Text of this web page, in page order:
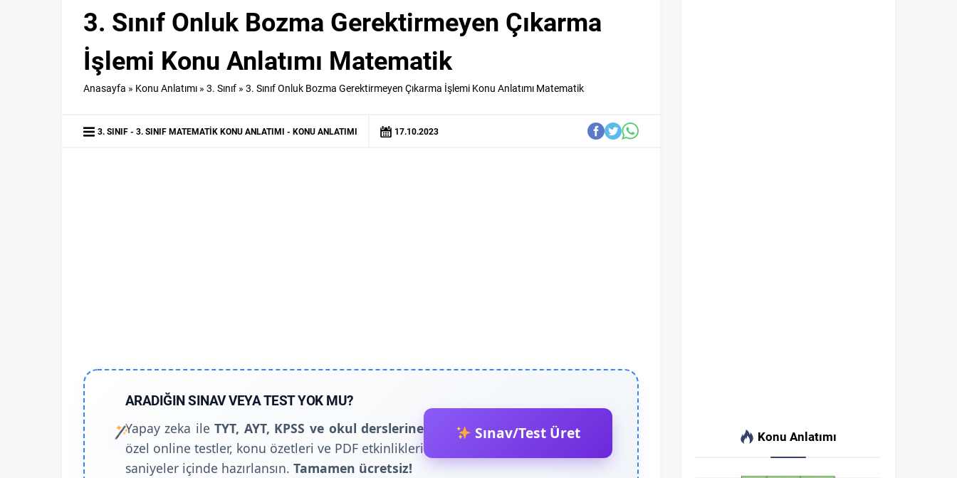
3. Sınıf Onluk Bozma Gerektirmeyen Çıkarma
İşlemi Konu Anlatımı Matematik
Anasayfa » Konu Anlatımı » 3. Sınıf » 3. Sınıf Onluk Bozma Gerektirmeyen Çıkarma İşlemi Konu Anlatımı Matematik
3. SINIF 3. SINIF MATEMATIK KONU ANLATIMI KONU ANLATIMI 17.10.2023
ARADIĞIN SINAV VEYA TEST YOK MU?
Yapay zeka ileTYT, AYT, KPSS ve okul derslerine
özel online testler, konu özetleri ve PDF etkinlikleri
saniyeler içinde hazırlansın. Tamamen ücretsiz!
Sınav/Test Üret Konu Anlatımı